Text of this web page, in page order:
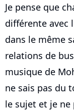
Je pense que
différente avec
dans le même
relations de
musique de
ne sais pas du
le sujet et je ne